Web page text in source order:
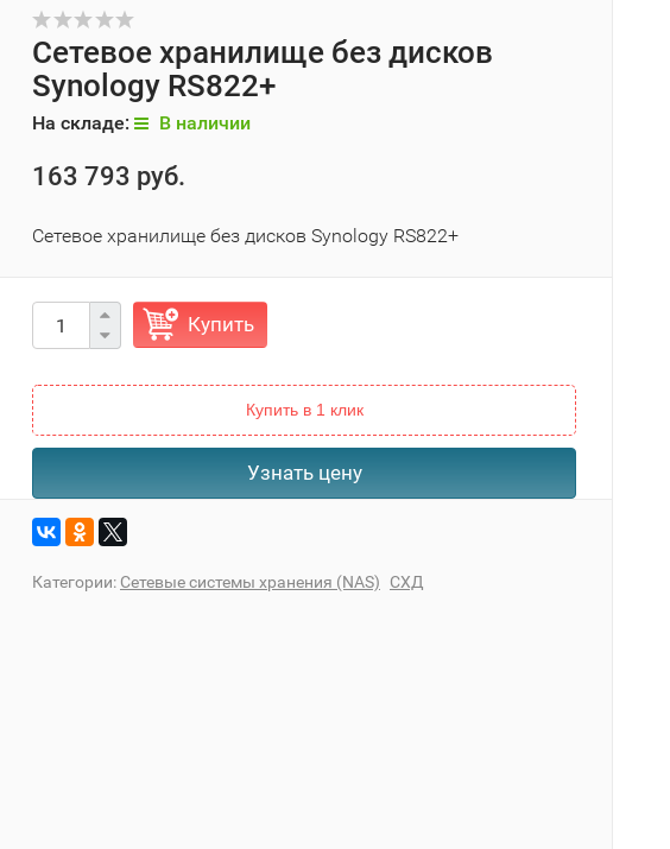
Сетевое хранилище без дисков
Synology RS822+
На складе: В наличии
163 793 руб.
Сетевое хранилище без дисков Synology RS822+
Купить
Купить в 1 клик
Узнать цену
Категории: Сетевые системы хранения (NAS) СХД